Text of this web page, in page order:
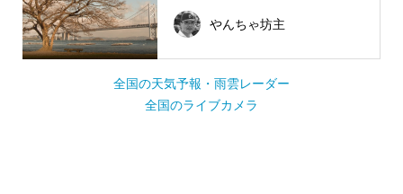
やんちゃ坊主
全国の天気予報・雨雲レーダー
全国のライブカメラ